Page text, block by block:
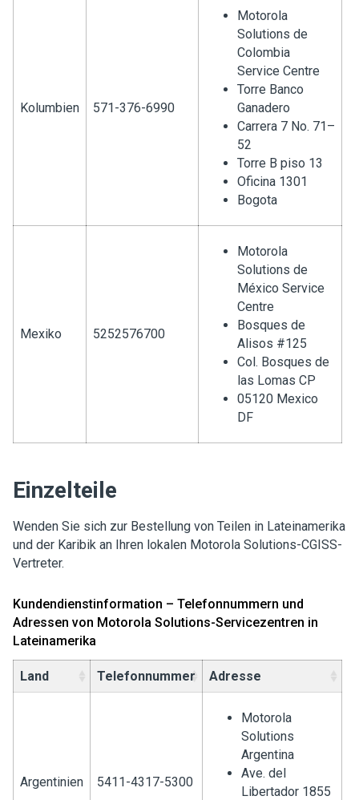
Kolumbien 571-376-6990
Motorola
Solutions de
Colombia
Service Centre
Torre Banco
Ganadero
Carrera 7 No. 71–
52
Torre B piso 13
Oficina 1301
Bogota
Mexiko 5252576700
Motorola
Solutions de
México Service
Centre
Bosques de
Alisos #125
Col. Bosques de
las Lomas CP
05120 Mexico
DF
Einzelteile
Wenden Sie sich zur Bestellung von Teilen in Lateinamerika
und der Karibik an Ihren lokalen Motorola Solutions-CGISS-
Vertreter.
Kundendienstinformation – Telefonnummern und
Adressen von Motorola Solutions-Servicezentren in
Lateinamerika
Land Telefonnummer Adresse
Argentinien 5411-4317-5300
Motorola
Solutions
Argentina
Ave. del
Libertador 1855